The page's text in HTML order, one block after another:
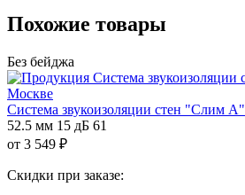
Похожие товары
Без бейджа
Система звукоизоляции стен "Слим А"
52.5 мм 15 дБ 61
от 3 549 ₽
Скидки при заказе: